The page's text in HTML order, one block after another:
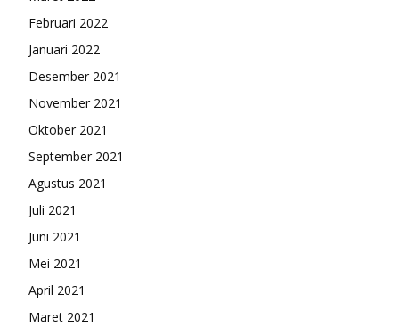
Februari 2022
Januari 2022
Desember 2021
November 2021
Oktober 2021
September 2021
Agustus 2021
Juli 2021
Juni 2021
Mei 2021
April 2021
Maret 2021